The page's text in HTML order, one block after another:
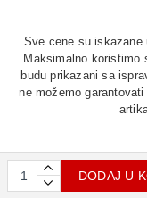
DODAJ U
Sve cene su iskazane
Maksimalno koristimo
budu prikazani sa
ne možemo
2026.